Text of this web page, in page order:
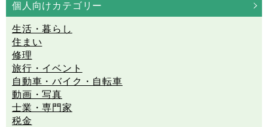
個人向けカテゴリー
生活・暮らし
住まい
修理
旅行・イベント
自動車・バイク・自転車
動画・写真
士業・専門家
税金